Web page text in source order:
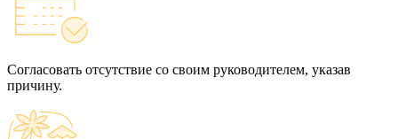
Согласовать отсутствие со своим руководителем, указав
причину.